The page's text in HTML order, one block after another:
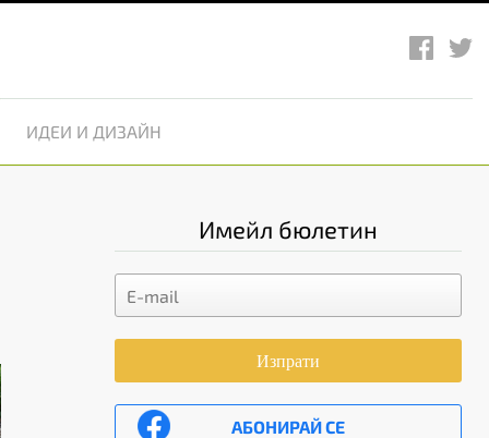
ИДЕИ И ДИЗАЙН
Имейл бюлетин
Изпрати
АБОНИРАЙ СЕ